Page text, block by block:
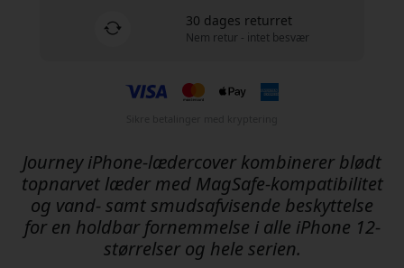
30 dages returret
Nem retur - intet besvær
Journey iPhone-lædercover kombinerer blødt
topnarvet læder med MagSafe-kompatibilitet
og vand- samt smudsafvisende beskyttelse
for en holdbar fornemmelse i alle iPhone 12-
størrelser og hele serien.